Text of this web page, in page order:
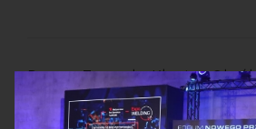
Prezes Zarządu Klastra
nagrodzonego w 2015 roku
Krajowego Klastra